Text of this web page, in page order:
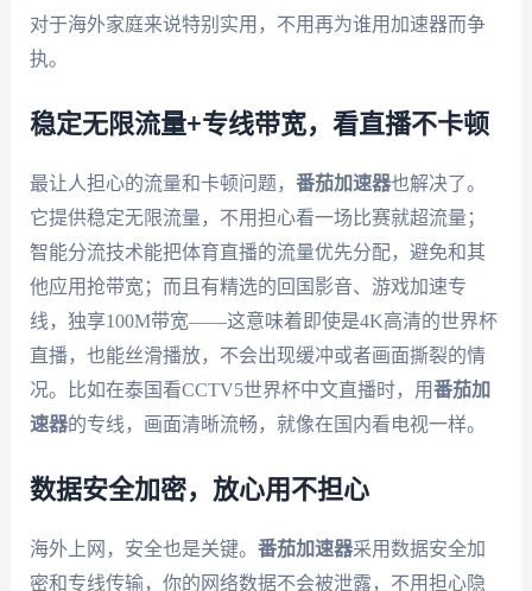
对于海外家庭来说特别实用，不用再为谁用加速器而争
执。
稳定无限流量+专线带宽，看直播不卡顿
最让人担心的流量和卡顿问题， 番茄加速器也解决了。
它提供稳定无限流量，不用担心看一场比赛就超流量；
智能分流技术能把体育直播的流量优先分配，避免和其
他应用抢带宽；而且有精选的回国影音、游戏加速专
线，独享100M带宽——这意味着即使是4K高清的世界杯
直播，也能丝滑播放，不会出现缓冲或者画面撕裂的情
况。比如在泰国看CCTV5世界杯中文直播时，用番茄加
速器的专线，画面清晰流畅，就像在国内看电视一样。
数据安全加密，放心用不担心
海外上网，安全也是关键。 番茄加速器采用数据安全加
密和专线传输，你的网络数据不会被泄露，不用担心隐